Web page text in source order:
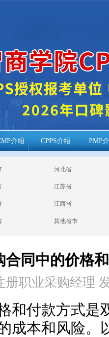
介绍 CPPS介绍 PMP
河北省
江苏省
江西省
其他省市
合同中的价格
册职业采购经理
和付款方式是
成本和风险。